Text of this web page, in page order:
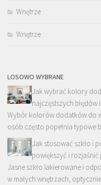
Wnętrze
Wnętrze
LOSOWO WYBRANE
Jak wybrać kolory
najczęstszych
Wybór kolorów dodatków do
osób często popełnia typowe
Jak stosować szkło i
powiększyć i rozjaśnić
Jasne szkło lakierowane i
w małych wnętrzach,